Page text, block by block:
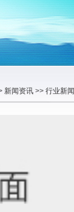
新闻资讯 >> 行业新闻